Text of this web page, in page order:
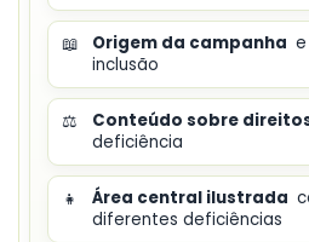
📖 Origem da campanha
inclusão
⚖️ Conteúdo sobre
deficiência
👧 Área central ilustrada
diferentes deficiências